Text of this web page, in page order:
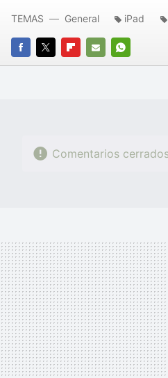
FACEBOOK
TWITTERFLIPBOARD
E-
WHATSAPP
TEMAS General iPad
Comentarios